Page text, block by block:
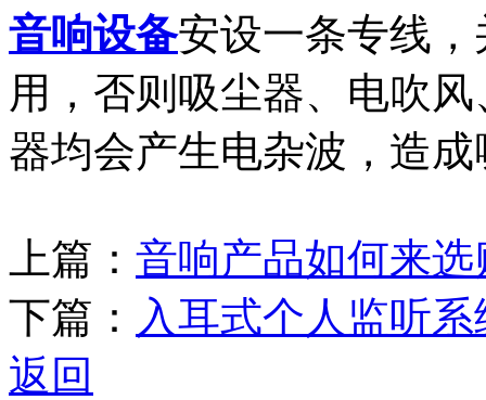
音响设备安设一条专线
用，否则吸尘器、电吹
器均会产生电杂波，造
上篇： 音响产品如何来选
下篇： 入耳式个人监听
返回